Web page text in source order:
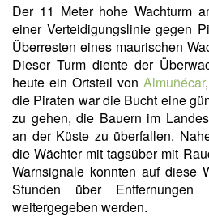
Der 11 Meter hohe Wachturm
einer Verteidigungslinie gegen
Überresten eines maurischen
Dieser Turm diente der
heute ein Ortsteil von Almuñécar
die Piraten war die Bucht eine
zu gehen, die Bauern im
an der Küste zu überfallen.
die Wächter mit tagsüber mit
Warnsignale konnten auf diese
Stunden über
weitergegeben werden.